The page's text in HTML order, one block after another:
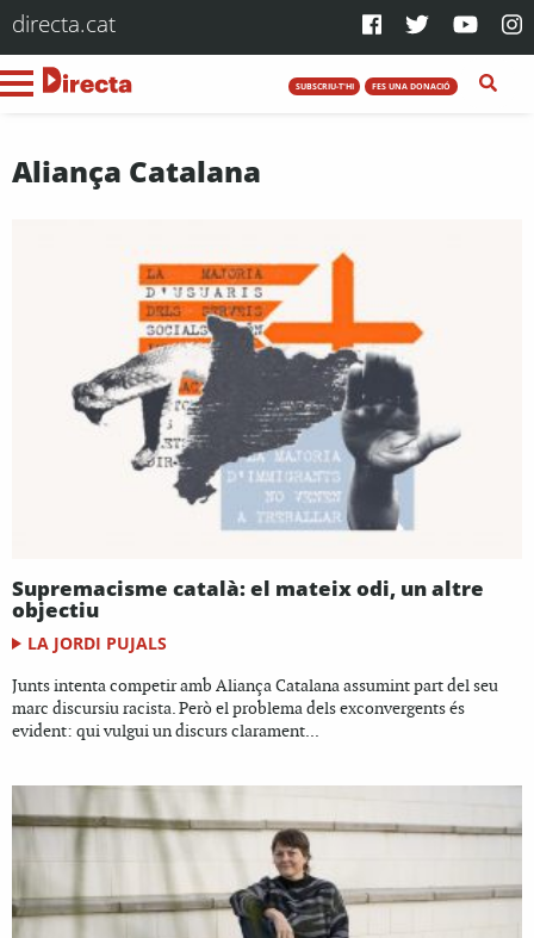
directa.cat
SUBSCRIU-T'HI FES UNA DONACIÓ
Aliança Catalana
Supremacisme català: el mateix odi, un altre
objectiu
LA JORDI PUJALS
Junts intenta competir amb Aliança Catalana assumint part del seu
marc discursiu racista. Però el problema dels exconvergents és
evident: qui vulgui un discurs clarament...